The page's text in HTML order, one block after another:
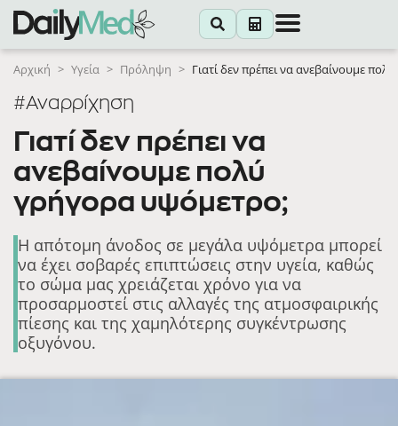
Αρχική > Υγεία > Πρόληψη > Γιατί δεν πρέπει να ανεβαίνουμε
#Αναρρίχηση
Γιατί δεν πρέπει να
ανεβαίνουμε πολύ
γρήγορα υψόμετρο;
Η απότομη άνοδος σε μεγάλα υψόμετρα μπορεί
να έχει σοβαρές επιπτώσεις στην υγεία, καθώς
το σώμα μας χρειάζεται χρόνο για να
προσαρμοστεί στις αλλαγές της ατμοσφαιρικής
πίεσης και της χαμηλότερης συγκέντρωσης
οξυγόνου.